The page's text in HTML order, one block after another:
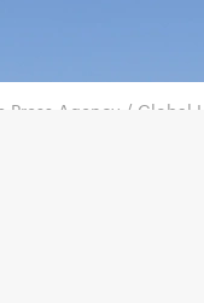
Agency / Global